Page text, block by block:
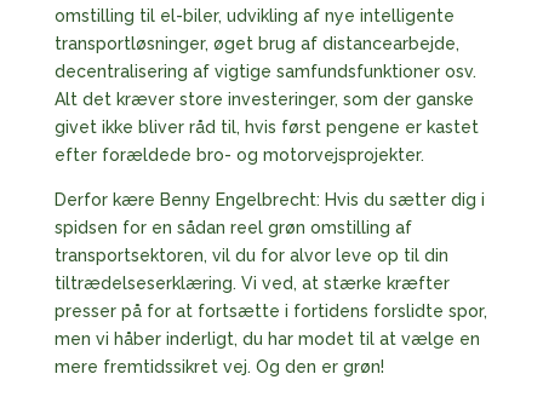
omstilling til el-biler, udvikling af nye intelligente
transportløsninger, øget brug af distancearbejde,
decentralisering af vigtige samfundsfunktioner osv.
Alt det kræver store investeringer, som der ganske
givet ikke bliver råd til, hvis først pengene er kastet
efter forældede bro- og motorvejsprojekter.
Derfor kære Benny Engelbrecht: Hvis du sætter dig i
spidsen for en sådan reel grøn omstilling af
transportsektoren, vil du for alvor leve op til din
tiltrædelseserklæring. Vi ved, at stærke kræfter
presser på for at fortsætte i fortidens forslidte spor,
men vi håber inderligt, du har modet til at vælge en
mere fremtidssikret vej. Og den er grøn!